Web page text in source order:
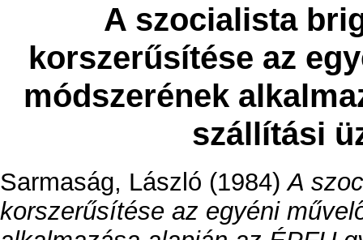
A szocialista
korszerűsítése az
módszerének
szállítási
Sarmaság, László (1984)A
korszerűsítése az egyéni